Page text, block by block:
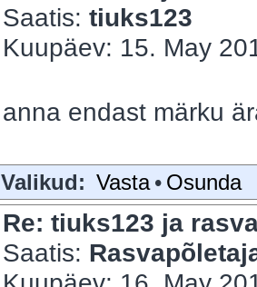
Saatis: tiuks123
Kuupäev: 15. May
anna endast märku
Valikud: Vasta • Osunda
Re: tiuks123 ja
Saatis: